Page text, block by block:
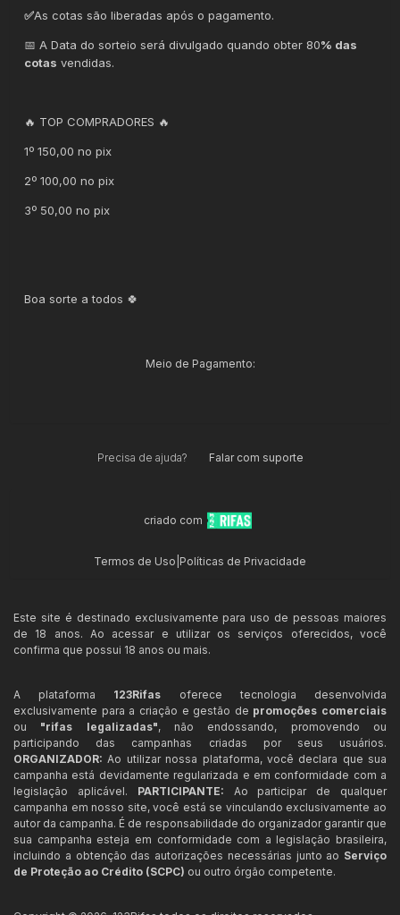
✅As cotas são liberadas após o pagamento.
📅 A Data do sorteio será divulgado quando obter 80% das
cotas vendidas.
🔥 TOP COMPRADORES 🔥
1º 150,00 no pix
2º 100,00 no pix
3º 50,00 no pix
Boa sorte a todos 🍀
Meio de Pagamento:
Precisa de ajuda? Falar com suporte
criado com
Termos de Uso Políticas de Privacidade
Este site é destinado exclusivamente para uso de pessoas maiores
de 18 anos. Ao acessar e utilizar os serviços oferecidos, você
confirma que possui 18 anos ou mais.
A plataforma 123Rifas oferece tecnologia desenvolvida
exclusivamente para a criação e gestão de promoções comerciais
ou "rifas legalizadas", não endossando, promovendo ou
participando das campanhas criadas por seus usuários.
ORGANIZADOR: Ao utilizar nossa plataforma, você declara que sua
campanha está devidamente regularizada e em conformidade com a
legislação aplicável. PARTICIPANTE: Ao participar de qualquer
campanha em nosso site, você está se vinculando exclusivamente ao
autor da campanha. É de responsabilidade do organizador garantir que
sua campanha esteja em conformidade com a legislação brasileira,
incluindo a obtenção das autorizações necessárias junto ao Serviço
de Proteção ao Crédito (SCPC) ou outro órgão competente.